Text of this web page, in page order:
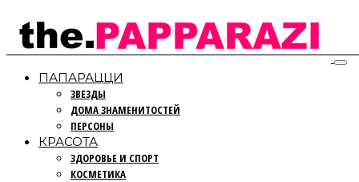
ПАПАРАЦЦИ
ЗВЕЗДЫ
ДОМА ЗНАМЕНИТОСТЕЙ
ПЕРСОНЫ
КРАСОТА
ЗДОРОВЬЕ И СПОРТ
КОСМЕТИКА